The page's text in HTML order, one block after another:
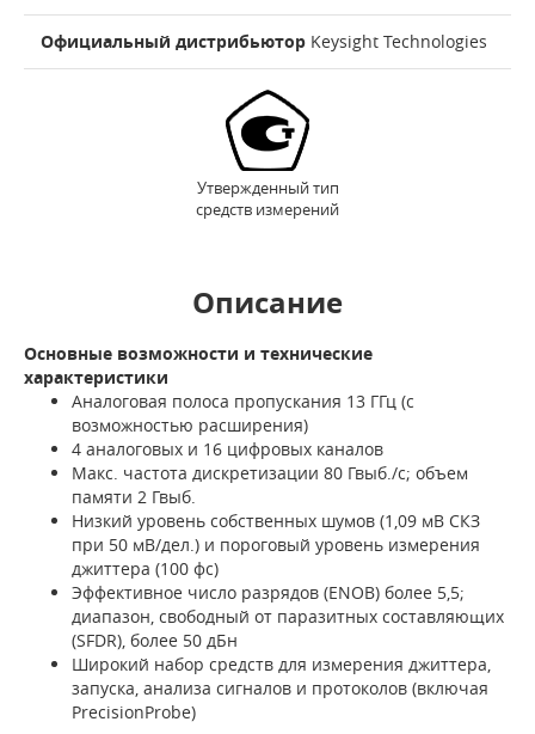
Официальный дистрибьютор Keysight Technologies
Утвержденный тип
средств измерений
Описание
Основные возможности и технические
характеристики
Аналоговая полоса пропускания 13 ГГц (с
возможностью расширения)
4 аналоговых и 16 цифровых каналов
Макс. частота дискретизации 80 Гвыб./с; объем
памяти 2 Гвыб.
Низкий уровень собственных шумов (1,09 мВ СКЗ
при 50 мВ/дел.) и пороговый уровень измерения
джиттера (100 фс)
Эффективное число разрядов (ENOB) более 5,5;
диапазон, свободный от паразитных составляющих
(SFDR), более 50 дБн
Широкий набор средств для измерения джиттера,
запуска, анализа сигналов и протоколов (включая
PrecisionProbe)